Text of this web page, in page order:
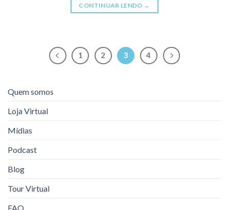
CONTINUAR LENDO →
1 2 3 4
Quem somos
Loja Virtual
Mídias
Podcast
Blog
Tour Virtual
FAQ